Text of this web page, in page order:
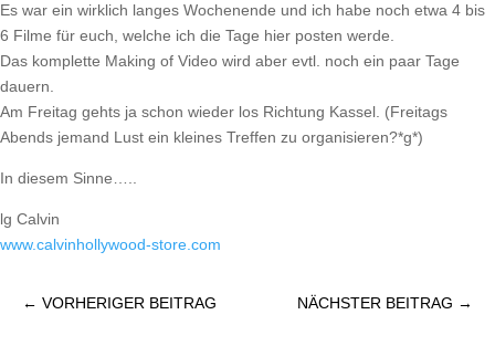
Es war ein wirklich langes Wochenende und ich habe noch etwa 4 bis
6 Filme für euch, welche ich die Tage hier posten werde.
Das komplette Making of Video wird aber evtl. noch ein paar Tage
dauern.
Am Freitag gehts ja schon wieder los Richtung Kassel. (Freitags
Abends jemand Lust ein kleines Treffen zu organisieren?*g*)
In diesem Sinne…..
lg Calvin
www.calvinhollywood-store.com
← VORHERIGER BEITRAG NÄCHSTER BEITRAG →